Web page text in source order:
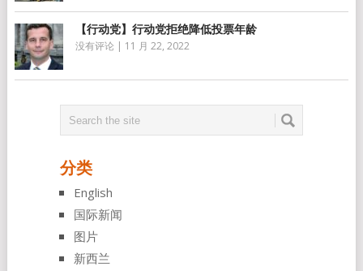
【行动党】行动党拒绝降低投票年龄
没有评论 | 11 月 22, 2022
分类
English
国际新闻
图片
新西兰